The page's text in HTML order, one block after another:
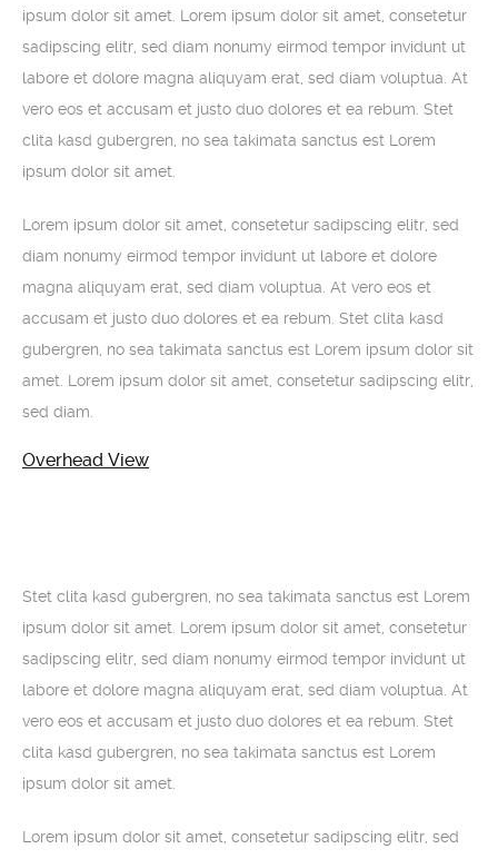
ipsum dolor sit amet. Lorem ipsum dolor sit amet, consetetur
sadipscing elitr, sed diam nonumy eirmod tempor invidunt ut
labore et dolore magna aliquyam erat, sed diam voluptua. At
vero eos et accusam et justo duo dolores et ea rebum. Stet
clita kasd gubergren, no sea takimata sanctus est Lorem
ipsum dolor sit amet.
Lorem ipsum dolor sit amet, consetetur sadipscing elitr, sed
diam nonumy eirmod tempor invidunt ut labore et dolore
magna aliquyam erat, sed diam voluptua. At vero eos et
accusam et justo duo dolores et ea rebum. Stet clita kasd
gubergren, no sea takimata sanctus est Lorem ipsum dolor sit
amet. Lorem ipsum dolor sit amet, consetetur sadipscing elitr,
sed diam.
Overhead View
Stet clita kasd gubergren, no sea takimata sanctus est Lorem
ipsum dolor sit amet. Lorem ipsum dolor sit amet, consetetur
sadipscing elitr, sed diam nonumy eirmod tempor invidunt ut
labore et dolore magna aliquyam erat, sed diam voluptua. At
vero eos et accusam et justo duo dolores et ea rebum. Stet
clita kasd gubergren, no sea takimata sanctus est Lorem
ipsum dolor sit amet.
Lorem ipsum dolor sit amet, consetetur sadipscing elitr, sed